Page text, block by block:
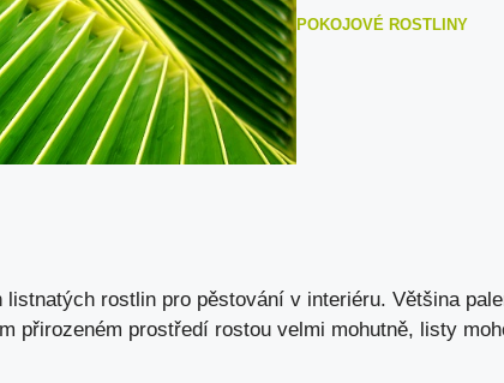
POKOJOVÉ ROSTLINY
rostlin pro pěstování v interiéru. Většina
přirozeném prostředí rostou velmi mohutně, listy